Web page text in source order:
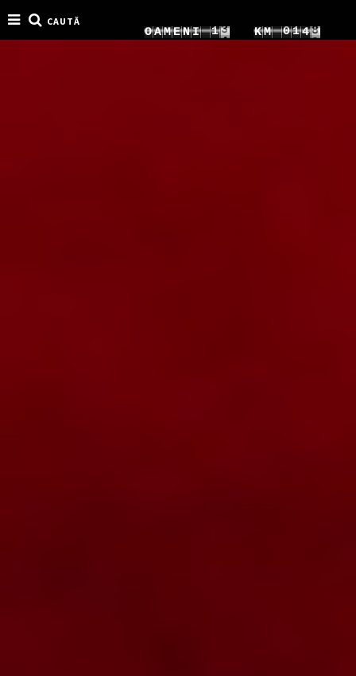
CAUTĂ
OAMENI
2
16 KM
0
12
1
8
76
7